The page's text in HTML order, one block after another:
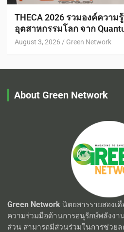
THECA 2026 รวมองค์ควา
อุตสาหกรรมโลก จาก
August 3, 2026 Green Network
About Green Network
Green Network นิตยสารรายสองเ
ความร่วมมือด้านการอนุรักษ์พลังง
ส่วน สามารถมีส่วนร่วมในการช่วย